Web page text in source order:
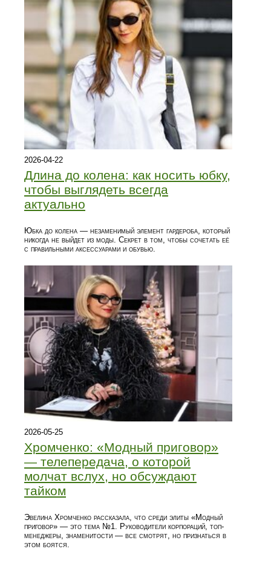
2026-04-22
Длина до колена: как носить юбку,
чтобы выглядеть всегда
актуально
Юбка до колена — незаменимый элемент гардероба, который
никогда не выйдет из моды. Секрет в том, чтобы сочетать её
с правильными аксессуарами и обувью.
2026-05-25
Хромченко: «Модный приговор»
— телепередача, о которой
молчат вслух, но обсуждают
тайком
Эвелина Хромченко рассказала, что среди элиты «Модный
приговор» — это тема №1. Руководители корпораций, топ-
менеджеры, знаменитости — все смотрят, но признаться в
этом боятся.